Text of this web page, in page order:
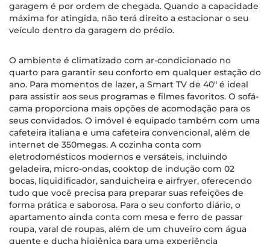
garagem é por ordem de chegada. Quando a capacidade
máxima for atingida, não terá direito a estacionar o seu
veículo dentro da garagem do prédio.
O ambiente é climatizado com ar-condicionado no
quarto para garantir seu conforto em qualquer estação do
ano. Para momentos de lazer, a Smart TV de 40" é ideal
para assistir aos seus programas e filmes favoritos. O sofá-
cama proporciona mais opções de acomodação para os
seus convidados. O imóvel é equipado também com uma
cafeteira italiana e uma cafeteira convencional, além de
internet de 350megas. A cozinha conta com
eletrodomésticos modernos e versáteis, incluindo
geladeira, micro-ondas, cooktop de indução com 02
bocas, liquidificador, sanduicheira e airfryer, oferecendo
tudo que você precisa para preparar suas refeições de
forma prática e saborosa. Para o seu conforto diário, o
apartamento ainda conta com mesa e ferro de passar
roupa, varal de roupas, além de um chuveiro com água
quente e ducha higiênica para uma experiência